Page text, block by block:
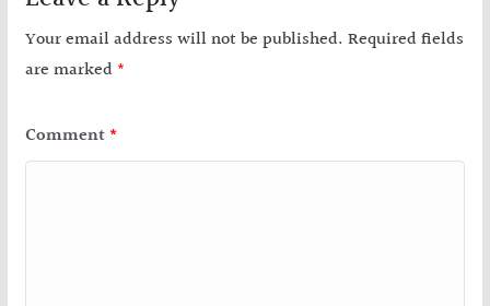
Your email address will not be published. Required fields
are marked *
Comment *